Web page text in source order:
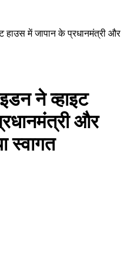
हाउस में जापान के प्रधानमंत्री और
ने व्हाइट
और
स्वागत